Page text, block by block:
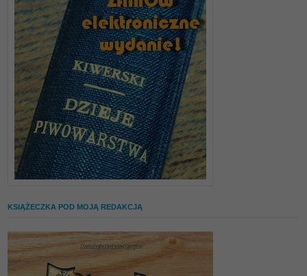
KSIĄŻECZKA POD MOJĄ REDAKCJĄ